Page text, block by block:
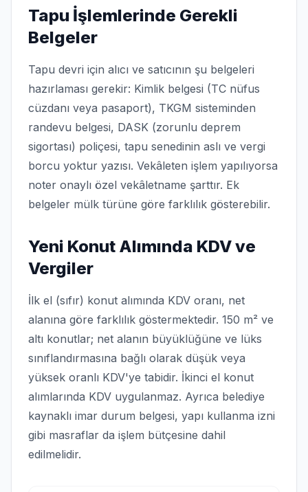
Tapu İşlemlerinde Gerekli
Belgeler
Tapu devri için alıcı ve satıcının şu belgeleri
hazırlaması gerekir: Kimlik belgesi (TC nüfus
cüzdanı veya pasaport), TKGM sisteminden
randevu belgesi, DASK (zorunlu deprem
sigortası) poliçesi, tapu senedinin aslı ve vergi
borcu yoktur yazısı. Vekâleten işlem yapılıyorsa
noter onaylı özel vekâletname şarttır. Ek
belgeler mülk türüne göre farklılık gösterebilir.
Yeni Konut Alımında KDV ve
Vergiler
İlk el (sıfır) konut alımında KDV oranı, net
alanına göre farklılık göstermektedir. 150 m² ve
altı konutlar; net alanın büyüklüğüne ve lüks
sınıflandırmasına bağlı olarak düşük veya
yüksek oranlı KDV'ye tabidir. İkinci el konut
alımlarında KDV uygulanmaz. Ayrıca belediye
kaynaklı imar durum belgesi, yapı kullanma izni
gibi masraflar da işlem bütçesine dahil
edilmelidir.